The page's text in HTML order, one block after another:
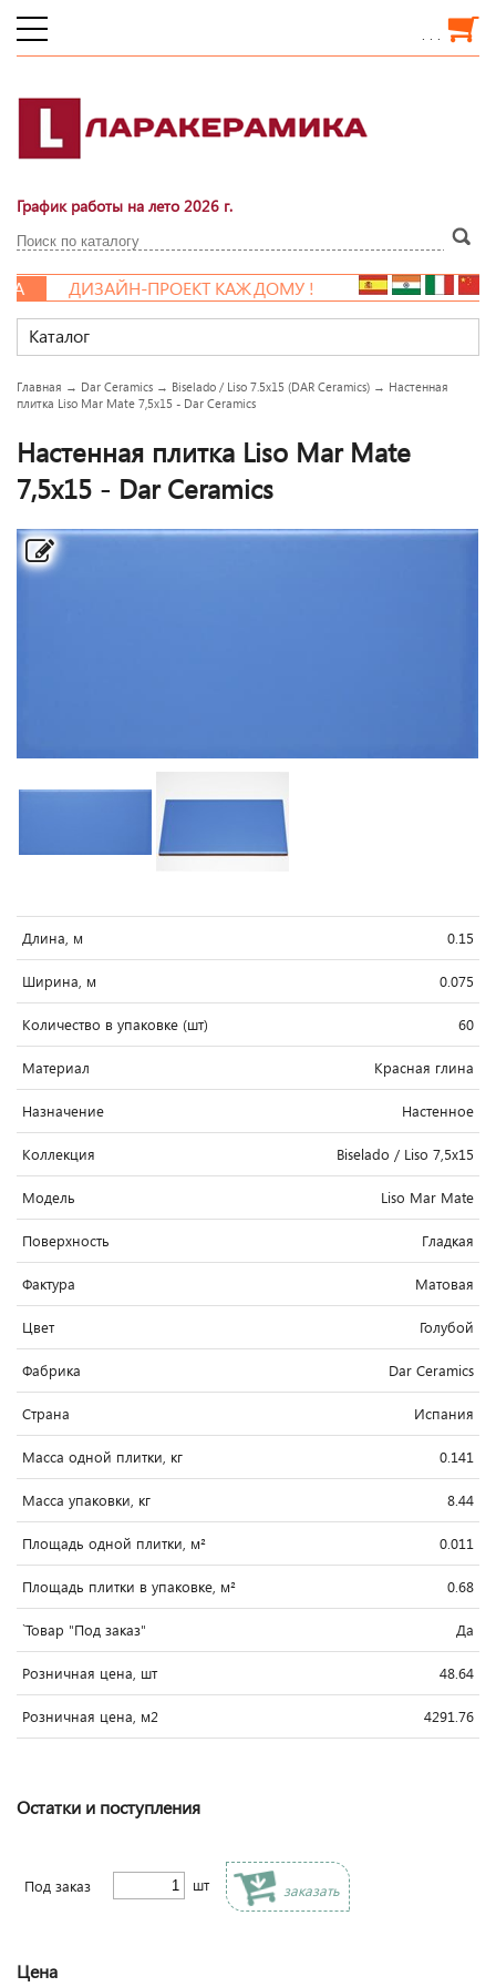
. . .
График работы на лето 2026 г.
ДИЗАЙН-ПРОЕКТ КАЖДОМУ !
Каталог
Главная → Dar Ceramics → Biselado / Liso 7.5x15 (DAR Ceramics) → Настенная
плитка Liso Mar Mate 7,5x15 - Dar Ceramics
Настенная плитка Liso Mar Mate
7,5x15 - Dar Ceramics
Длина, м 0.15
Ширина, м 0.075
Количество в упаковке (шт) 60
Материал Красная глина
Назначение Настенное
Коллекция Biselado / Liso 7,5x15
Модель Liso Mar Mate
Поверхность Гладкая
Фактура Матовая
Цвет Голубой
Фабрика Dar Ceramics
Страна Испания
Масса одной плитки, кг 0.141
Масса упаковки, кг 8.44
Площадь одной плитки, м² 0.011
Площадь плитки в упаковке, м² 0.68
`Товар "Под заказ" Да
Розничная цена, шт 48.64
Розничная цена, м2 4291.76
Остатки и поступления
Под заказ шт заказать
Цена